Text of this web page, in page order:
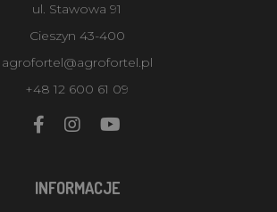
ul. Stawowa 91
Cieszyn 43-400
agrofortel@agrofortel.pl
+48 12 600 61 09
INFORMACJE